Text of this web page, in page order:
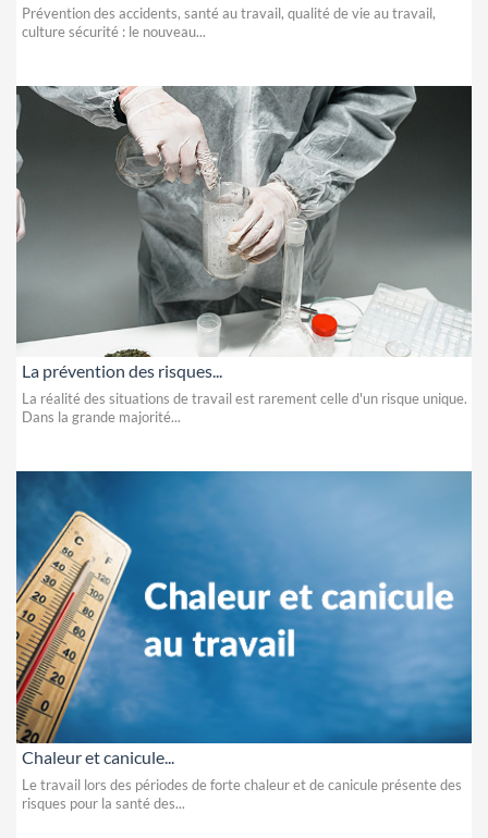
Prévention des accidents, santé au travail, qualité de vie au travail,
culture sécurité : le nouveau...
La prévention des risques...
La réalité des situations de travail est rarement celle d'un risque unique.
Dans la grande majorité...
Chaleur et canicule...
Le travail lors des périodes de forte chaleur et de canicule présente des
risques pour la santé des...